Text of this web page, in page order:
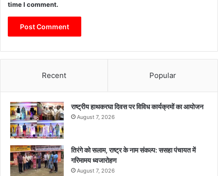
time I comment.
Recent Popular
राष्ट्रीय हाथकरघा दिवस पर विविध कार्यक्रमों का आयोजन
August 7, 2026
तिरंगे को सलाम, राष्ट्र के नाम संकल्प: ससहा पंचायत में
गरिमामय ध्वजारोहण
August 7, 2026